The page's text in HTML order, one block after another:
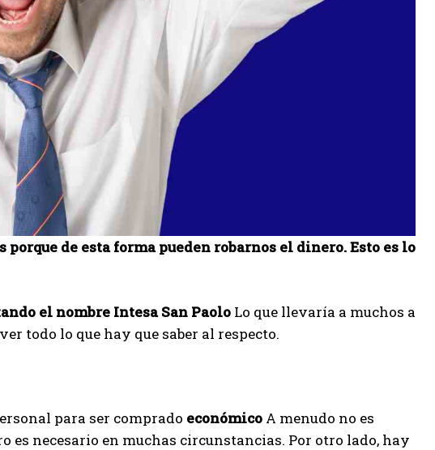
de esta forma pueden robarnos el dinero. Esto es lo
el nombre Intesa San Paolo Lo que llevaría a muchos a
todo lo que hay que saber al respecto.
para ser comprado económico A menudo no es
necesario en muchas circunstancias. Por otro lado, hay